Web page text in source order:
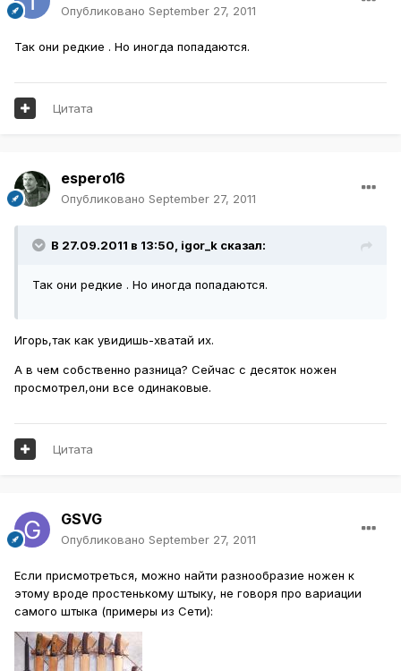
Опубликовано September 27, 2011
Так они редкие . Но иногда попадаются.
Цитата
espero16
Опубликовано September 27, 2011
В 27.09.2011 в 13:50, igor_k сказал:
Так они редкие . Но иногда попадаются.
Игорь,так как увидишь-хватай их.
А в чем собственно разница? Сейчас с десяток ножен
просмотрел,они все одинаковые.
Цитата
GSVG
Опубликовано September 27, 2011
Если присмотреться, можно найти разнообразие ножен к
этому вроде простенькому штыку, не говоря про вариации
самого штыка (примеры из Сети):